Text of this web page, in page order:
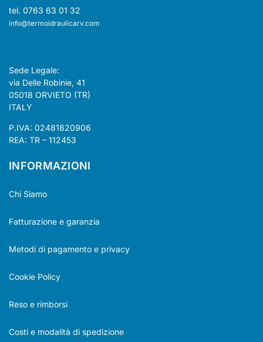
tel. 0763 63 01 32
info@termoidraulicarv.com
Sede Legale:
via Delle Robinie, 41
05018 ORVIETO (TR)
ITALY
P.IVA: 02481820906
REA: TR – 112453
INFORMAZIONI
Chi Siamo
Fatturazione e garanzia
Metodi di pagamento e privacy
Cookie Policy
Reso e rimborsi
Costi e modalità di spedizione